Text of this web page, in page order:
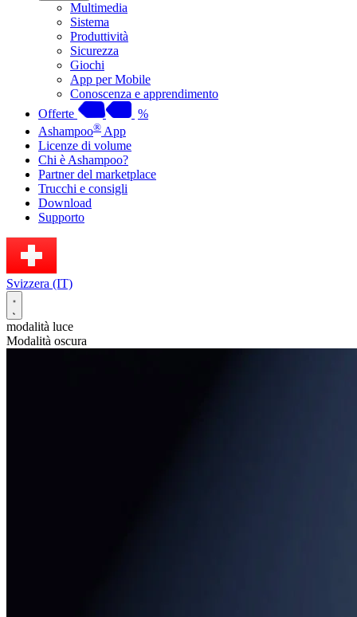
Multimedia
Sistema
Produttività
Sicurezza
Giochi
App per Mobile
Conoscenza e apprendimento
Offerte
%
Ashampoo® App
Licenze di volume
Chi è Ashampoo?
Partner del marketplace
Trucchi e consigli
Download
Supporto
Svizzera (IT)
modalità luce
Modalità oscura